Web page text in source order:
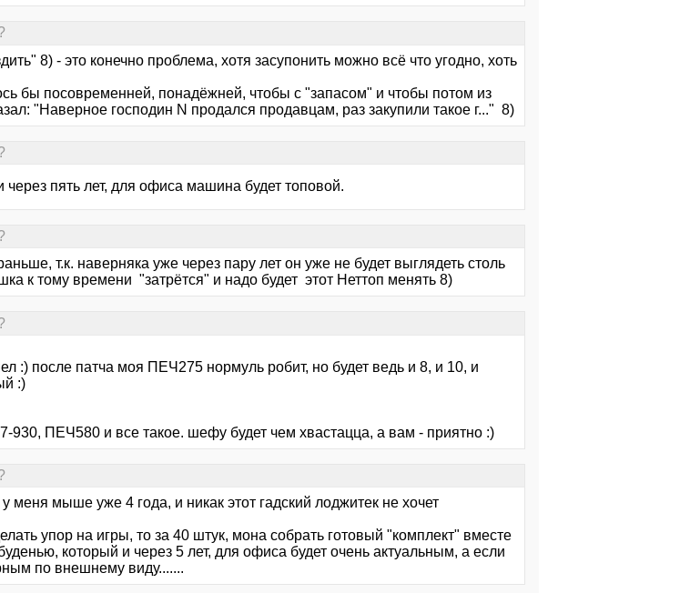
8) - это конечно проблема, хотя засупонить можно всё что угодно, хоть
бы посовременней, понадёжней, чтобы с "запасом" и чтобы потом из
"Наверное господин N продался продавцам, раз закупили такое г..." 8)
через пять лет, для офиса машина будет топовой.
т.к. наверняка уже через пару лет он уже не будет выглядеть столь
к тому времени "затрётся" и надо будет этот Неттоп менять 8)
:) после патча моя ПЕЧ275 нормуль робит, но будет ведь и 8, и 10, и
:)
930, ПЕЧ580 и все такое. шефу будет чем хвастацца, а вам - приятно :)
меня мыше уже 4 года, и никак этот гадский лоджитек не хочет
упор на игры, то за 40 штук, мона собрать готовый "комплект" вместе
который и через 5 лет, для офиса будет очень актуальным, а если
по внешнему виду.......